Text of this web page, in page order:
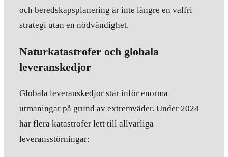
och beredskapsplanering är inte längre en valfri
strategi utan en nödvändighet.
Naturkatastrofer och globala
leveranskedjor
Globala leveranskedjor står inför enorma
utmaningar på grund av extremväder. Under 2024
har flera katastrofer lett till allvarliga
leveransstörningar: